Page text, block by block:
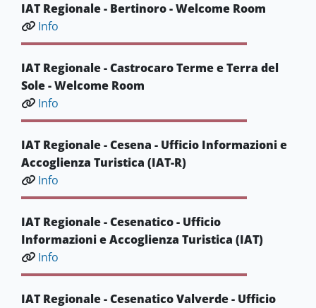
IAT Regionale - Bertinoro - Welcome Room
Info
IAT Regionale - Castrocaro Terme e Terra del
Sole - Welcome Room
Info
IAT Regionale - Cesena - Ufficio Informazioni e
Accoglienza Turistica (IAT-R)
Info
IAT Regionale - Cesenatico - Ufficio
Informazioni e Accoglienza Turistica (IAT)
Info
IAT Regionale - Cesenatico Valverde - Ufficio